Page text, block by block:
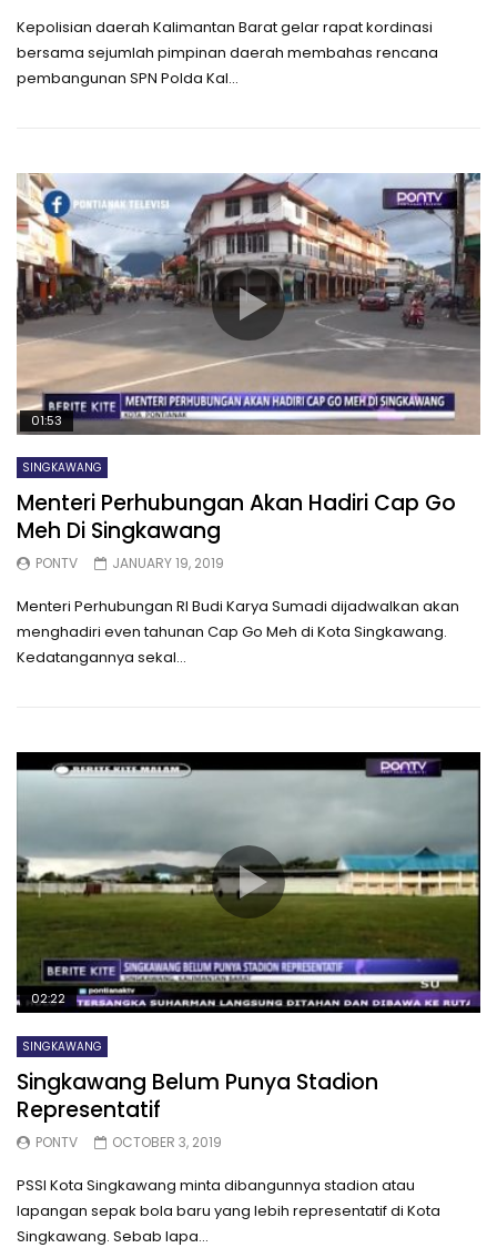
Kepolisian daerah Kalimantan Barat gelar rapat kordinasi
bersama sejumlah pimpinan daerah membahas rencana
pembangunan SPN Polda Kal...
01:53
SINGKAWANG
Menteri Perhubungan Akan Hadiri Cap Go
Meh Di Singkawang
PONTV JANUARY 19, 2019
Menteri Perhubungan RI Budi Karya Sumadi dijadwalkan akan
menghadiri even tahunan Cap Go Meh di Kota Singkawang.
Kedatangannya sekal...
02:22
SINGKAWANG
Singkawang Belum Punya Stadion
Representatif
PONTV OCTOBER 3, 2019
PSSI Kota Singkawang minta dibangunnya stadion atau
lapangan sepak bola baru yang lebih representatif di Kota
Singkawang. Sebab lapa...